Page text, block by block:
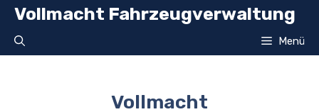
Zum
Inhalt
springen
Vollmacht Fahrzeugverwaltung
Menü
Vollmacht